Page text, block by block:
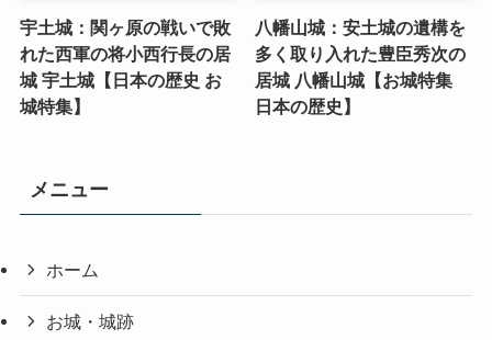
宇土城：関ヶ原の戦いで敗
れた西軍の将小西行長の居
城 宇土城【日本の歴史 お
城特集】
八幡山城：安土城の遺構を
多く取り入れた豊臣秀次の
居城 八幡山城【お城特集
日本の歴史】
メニュー
ホーム
お城・城跡